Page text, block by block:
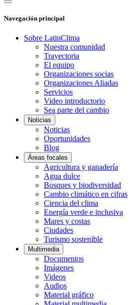
Navegación principal
Sobre LatinClima
Nuestra comunidad
Trayectoria
El equipo
Organizaciones socias
Organizaciones Aliadas
Servicios
Video introductorio
Sea parte del cambio
Noticias
Noticias
Oportunidades
Blog
Áreas focales
Agricultura y ganadería
Agua dulce
Bosques y biodiversidad
Cambio climático en cifras
Ciencia del clima
Energía verde e inclusiva
Mares y costas
Ciudades
Turismo sostenible
Multimedia
Documentos
Imágenes
Videos
Audios
Material gráfico